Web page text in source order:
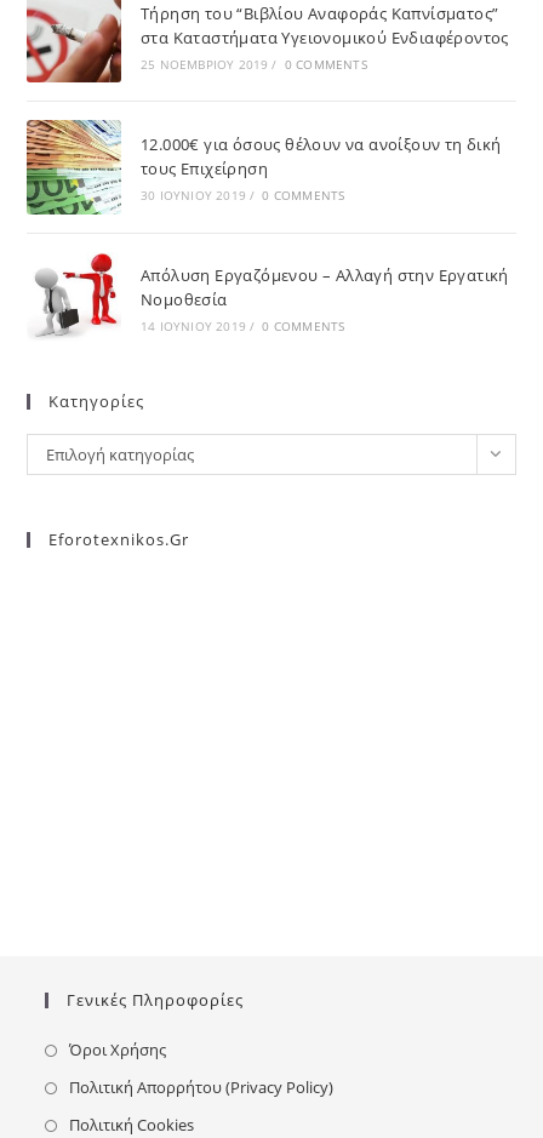
Τήρηση του “Βιβλίου Αναφοράς Καπνίσματος”
στα Καταστήματα Υγειονομικού Ενδιαφέροντος
25 ΝΟΕΜΒΡΊΟΥ 2019 / 0 COMMENTS
12.000€ για όσους θέλουν να ανοίξουν τη δική
τους Επιχείρηση
30 ΙΟΥΝΊΟΥ 2019 / 0 COMMENTS
Απόλυση Εργαζόμενου – Αλλαγή στην Εργατική
Νομοθεσία
14 ΙΟΥΝΊΟΥ 2019 / 0 COMMENTS
Kατηγορίες
Επιλογή κατηγορίας
Eforotexnikos.gr
Γενικές Πληροφορίες
Όροι Χρήσης
Πολιτική Απορρήτου (Privacy Policy)
Πολιτική Cookies